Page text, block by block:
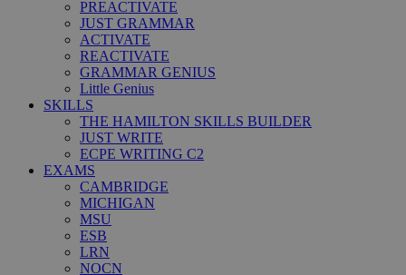
PREACTIVATE
JUST GRAMMAR
ACTIVATE
REACTIVATE
GRAMMAR GENIUS
Little Genius
SKILLS
THE HAMILTON SKILLS BUILDER
JUST WRITE
ECPE WRITING C2
EXAMS
CAMBRIDGE
MICHIGAN
MSU
ESB
LRN
NOCN